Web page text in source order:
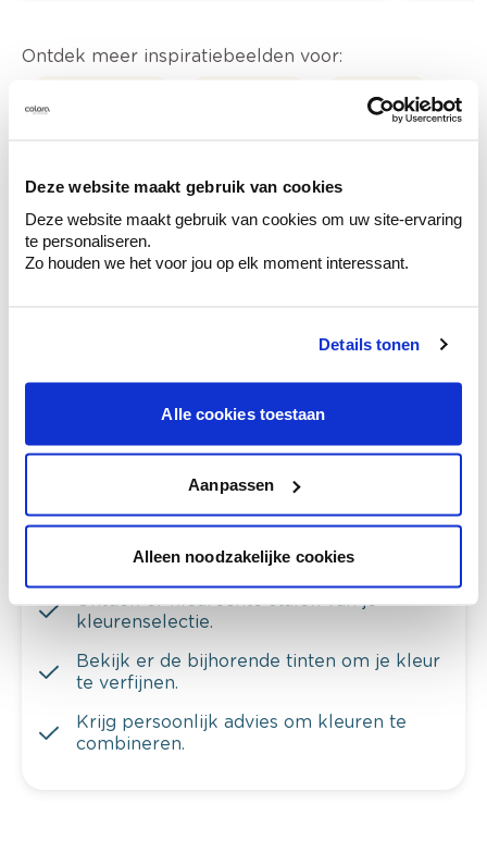
Deze website maakt gebruik van cookies
Deze website maakt gebruik van cookies om uw site-ervaring
te personaliseren.
Zo houden we het voor jou op elk moment interessant.
Details tonen
Alle cookies toestaan
Aanpassen
Alleen noodzakelijke cookies
Ontdek meer inspiratiebeelden voor:
Blauw
en je meubels.
Krijg ineens een technologische check-up
van je muren.
Ontdek er kleurechte stalen van je
kleurenselectie.
Bekijk er de bijhorende tinten om je kleur
te verfijnen.
Krijg persoonlijk advies om kleuren te
combineren.